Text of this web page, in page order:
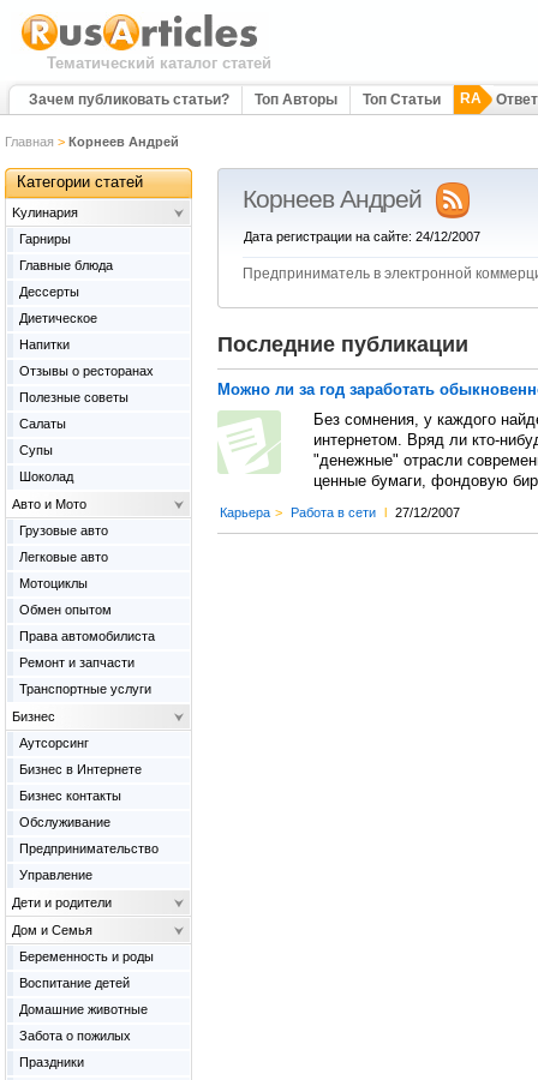
Тематический каталог статей
Зачем публиковать статьи? Топ Авторы Топ Статьи RA
Главная > Корнеев Андрей
Корнеев Андрей
Дата регистрации на сайте: 24/12/2007
Предприниматель в электронной
Последние публикации
Можно ли за год заработать
Без сомнения, у каждого
интернетом. Вряд ли кто-
"денежные" отрасли
ценные бумаги, фондовую
Карьера > Работа в сети l 27/12/2007
Категории статей
Kулинария
Гарниры
Главные блюда
Дессерты
Диетическое
Напитки
Отзывы о ресторанах
Полезные советы
Салаты
Супы
Шоколад
Авто и Мото
Грузовые авто
Легковые авто
Мотоциклы
Обмен опытом
Права автомобилиста
Ремонт и запчасти
Транспортные услуги
Бизнес
Аутсорсинг
Бизнес в Интернете
Бизнес контакты
Обслуживание
Предпринимательство
Управление
Дети и родители
Дом и Семья
Беременность и роды
Воспитание детей
Домашние животные
Забота о пожилых
Праздники